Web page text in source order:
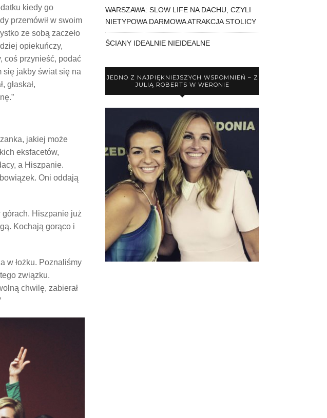
kiedy go
przemówił w swoim
ze sobą zaczeło
opiekuńczy,
coś przynieść, podać
się jakby świat się na
głaskał,
jakiej może
eksfacetów,
a Hiszpanie.
Oni oddają
górach. Hiszpanie już
Kochają gorąco i
w łożku. Poznaliśmy
związku.
chwilę, zabierał
WARSZAWA: SLOW LIFE NA DACHU, CZYLI
NIETYPOWA DARMOWA ATRAKCJA STOLICY
ŚCIANY IDEALNIE NIEIDEALNE
JEDNO Z NAJPIĘKNIEJSZYCH WSPOMNIEŃ – Z
JULIĄ ROBERTS W WERONIE